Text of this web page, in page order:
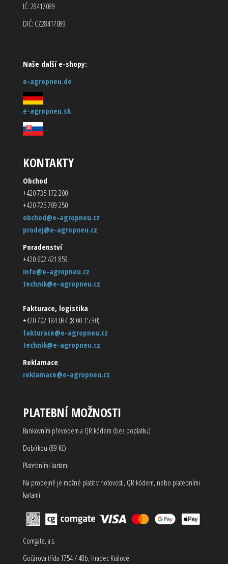
IČ: 28417089
DIČ: CZ28417089
Naše další e-shopy:
e-agropneu.de
e-agropneu.sk
KONTAKTY
Obchod
+420 735 172 200
+420 725 709 250
obchod@e-agropneu.cz
prodej@e-agropneu.cz
Poradenství
+420 602 421 859
info@e-agropneu.cz
technik@e-agropneu.cz
Fakturace, logistika
+420 702 184 084 (8:00-15:30)
fakturace@e-agropneu.cz
technik@e-agropneu.cz
Reklamace:
reklamace@e-agropneu.cz
PLATEBNÍ MOŽNOSTI
Bankovním převodem a QR kódem (bez poplatku)
Dobírkou (89 Kč)
Platebními kartami
Na prodejně je možné platit v hotovosti, QR kódem, nebo platebními
kartami.
Comgate, a.s.
Gočárova třída 1754 / 48b, Hradec Králové